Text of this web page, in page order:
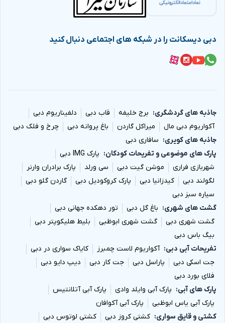
دبی دیسکانت را در شبکه های اجتماعی دنبال کنید
جاذبه های گردشگری برج خلیفه قاب دبی
دلفیناریوم دبی
آکواریوم دبی مال
میراکل گاردن باغ پروانه دبی
چرخ و فلک دبی
جاذبه های کویری
سافاری دبی
پارک های موضوعی و تفریحات کودکان
پارک IMG دبی
شهربازی فراری
موشن گیت دبی سی ورلد
پارک برادران وارنر
لگولند دبی
کیدزانیا دبی پارک کروکودیل دبی
گاردن گلو دبی
سیاره سبز دبی
گشت های شهری
باغ گل دبی
تور دهکده جهانی دبی
گشت شهری دبی
گشت شهری ابوظبی
بلیط هلیکوپتر دبی
بیگ باس دبی
تفریحات آبی دبی
آکواریوم لاست چمبرز
کایاک سواری در دبی
جت اسکی دبی
پاراسل دبی جت کار دبی
دیپ دایو دبی
فلای بورد دبی
پارک های آبی
پارک آبی وایلد وادی
پارک آبی آتلانتیس
پارک آبی یاس ابوظبی
پارک آبی آکوافان
کشتی و قایق سواری
کشتی کروز دبی کشتی لوتوس دبی